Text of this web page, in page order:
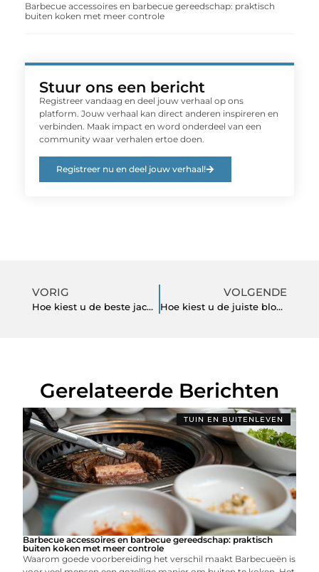
Barbecue accessoires en barbecue gereedschap: praktisch
buiten koken met meer controle
Stuur ons een bericht
Registreer vandaag en deel jouw verhaal op ons
platform. Jouw verhaal kan direct anderen inspireren en
verbinden. Maak impact en word onderdeel van een
community waar verhalen ertoe doen.
Registreer nu en deel jouw verhaal!
VORIG
Hoe kiest u de beste jacuzzi voor uw huis of tuin?
VOLGENDE
Hoe kiest u de juiste bloempot voor uw planten
Gerelateerde Berichten
TUIN EN BUITENLEVEN
Barbecue accessoires en barbecue gereedschap: praktisch
buiten koken met meer controle
Waarom goede voorbereiding het verschil maakt Barbecueën is